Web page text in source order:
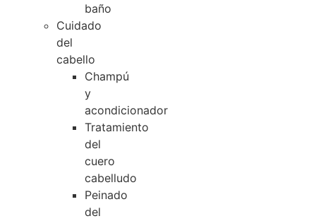
baño
Cuidado
del
cabello
Champú
y
acondicionador
Tratamiento
del
cuero
cabelludo
Peinado
del